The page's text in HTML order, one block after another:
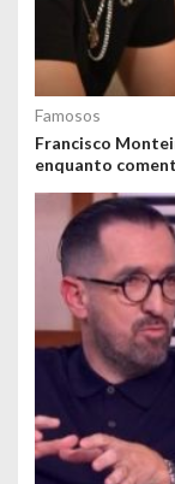
Famosos
Francisco
enquanto